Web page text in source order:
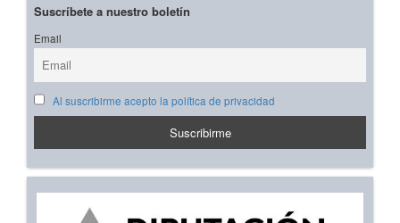
Suscríbete a nuestro boletín
Email
Al suscribirme acepto la política de privacidad